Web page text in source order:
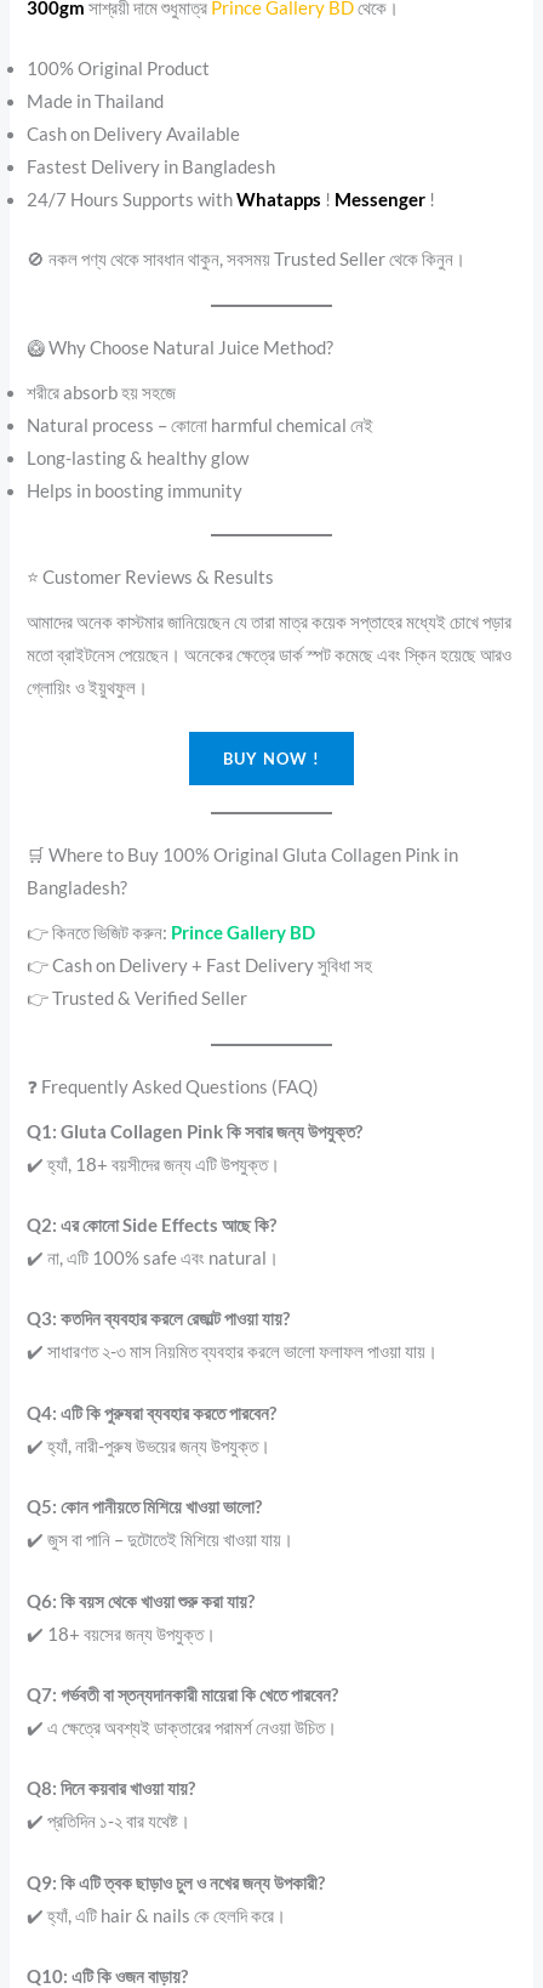
300gm সাশ্রয়ী দামে শুধুমাত্র Prince Gallery BDথেকে।
100% Original Product
Made in Thailand
Cash on Delivery Available
Fastest Delivery in Bangladesh
24/7 Hours Supports withWhatapps ! Messenger !
🚫 নকল পণ্য থেকে সাবধান থাকুন, সবসময় Trusted Seller থেকে কিনুন।
🥝 Why Choose Natural Juice Method?
শরীরে absorb হয় সহজে
Natural process – কোনো harmful chemical নেই
Long-lasting & healthy glow
Helps in boosting immunity
⭐ Customer Reviews & Results
আমাদের অনেক কাস্টমার জানিয়েছেন যে তারা মাত্র কয়েক সপ্তাহের মধ্যেই চোখে পড়ার
মতো ব্রাইটনেস পেয়েছেন। অনেকের ক্ষেত্রে ডার্ক স্পট কমেছে এবং স্কিন হয়েছে আরও
গ্লোয়িং ও ইয়ুথফুল।
BUY NOW !
🛒 Where to Buy 100% Original Gluta Collagen Pink in
Bangladesh?
👉 কিনতে ভিজিট করুন: Prince Gallery BD
👉 Cash on Delivery + Fast Delivery সুবিধা সহ
👉 Trusted & Verified Seller
❓ Frequently Asked Questions (FAQ)
Q1: Gluta Collagen Pink কি সবার জন্য উপযুক্ত?
✔️ হ্যাঁ, 18+ বয়সীদের জন্য এটি উপযুক্ত।
Q2: এর কোনো Side Effects আছে কি?
✔️ না, এটি 100% safe এবং natural।
Q3: কতদিন ব্যবহার করলে রেজাল্ট পাওয়া যায়?
✔️ সাধারণত ২-৩ মাস নিয়মিত ব্যবহার করলে ভালো ফলাফল পাওয়া যায়।
Q4: এটি কি পুরুষরা ব্যবহার করতে পারবেন?
✔️ হ্যাঁ, নারী-পুরুষ উভয়ের জন্য উপযুক্ত।
Q5: কোন পানীয়তে মিশিয়ে খাওয়া ভালো?
✔️ জুস বা পানি – দুটোতেই মিশিয়ে খাওয়া যায়।
Q6: কি বয়স থেকে খাওয়া শুরু করা যায়?
✔️ 18+ বয়সের জন্য উপযুক্ত।
Q7: গর্ভবতী বা স্তন্যদানকারী মায়েরা কি খেতে পারবেন?
✔️ এ ক্ষেত্রে অবশ্যই ডাক্তারের পরামর্শ নেওয়া উচিত।
Q8: দিনে কয়বার খাওয়া যায়?
✔️ প্রতিদিন ১-২ বার যথেষ্ট।
Q9: কি এটি ত্বক ছাড়াও চুল ও নখের জন্য উপকারী?
✔️ হ্যাঁ, এটি hair & nails কে হেলদি করে।
Q10: এটি কি ওজন বাড়ায়?